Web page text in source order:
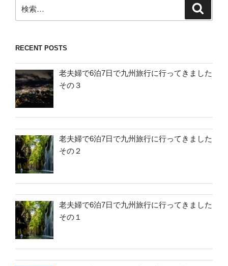
索:
RECENT POSTS
老夫婦で6泊7日で九州旅行に行ってきました
その３
老夫婦で6泊7日で九州旅行に行ってきました
その２
老夫婦で6泊7日で九州旅行に行ってきました
その１